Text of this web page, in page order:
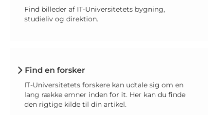
Find billeder af IT-Universitetets bygning,
studieliv og direktion.
Find en forsker
IT-Universitetets forskere kan udtale sig om en
lang række emner inden for it. Her kan du finde
den rigtige kilde til din artikel.